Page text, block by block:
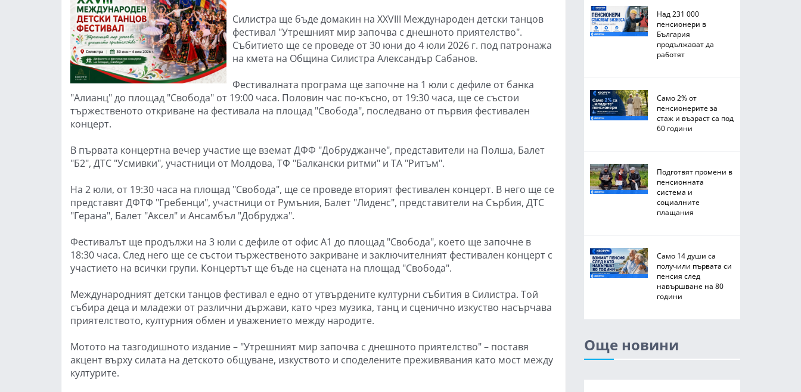
Силистра ще бъде домакин на XXVIII Международен детски танцов
фестивал "Утрешният мир започва с днешното приятелство".
Събитието ще се проведе от 30 юни до 4 юли 2026 г. под патронажа
на кмета на Община Силистра Александър Сабанов.
Фестивалната програма ще започне на 1 юли с дефиле от банка
"Алианц" до площад "Свобода" от 19:00 часа. Половин час по-късно, от 19:30 часа, ще се състои
тържественото откриване на фестивала на площад "Свобода", последвано от първия фестивален
концерт.
В първата концертна вечер участие ще вземат ДФФ "Добруджанче", представители на Полша, Балет
"Б2", ДТС "Усмивки", участници от Молдова, ТФ "Балкански ритми" и ТА "Ритъм".
На 2 юли, от 19:30 часа на площад "Свобода", ще се проведе вторият фестивален концерт. В него ще се
представят ДФТФ "Гребенци", участници от Румъния, Балет "Лиденс", представители на Сърбия, ДТС
"Герана", Балет "Аксел" и Ансамбъл "Добруджа".
Фестивалът ще продължи на 3 юли с дефиле от офис А1 до площад "Свобода", което ще започне в
18:30 часа. След него ще се състои тържественото закриване и заключителният фестивален концерт с
участието на всички групи. Концертът ще бъде на сцената на площад "Свобода".
Международният детски танцов фестивал е едно от утвърдените културни събития в Силистра. Той
събира деца и младежи от различни държави, като чрез музика, танц и сценично изкуство насърчава
приятелството, културния обмен и уважението между народите.
Мотото на тазгодишното издание – "Утрешният мир започва с днешното приятелство" – поставя
акцент върху силата на детското общуване, изкуството и споделените преживявания като мост между
културите.
Над 231 000
пенсионери в
България
продължават да
работят
Само 2% от
пенсионерите за
стаж и възраст са под
60 години
Подготвят промени в
пенсионната
система и
социалните
плащания
Само 14 души са
получили първата си
пенсия след
навършване на 80
години
Още новини